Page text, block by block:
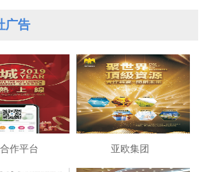
会长孔爱玲女
士
广告
作平台 亚欧集团